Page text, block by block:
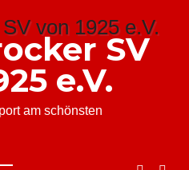
SV
e.V.
am schönsten